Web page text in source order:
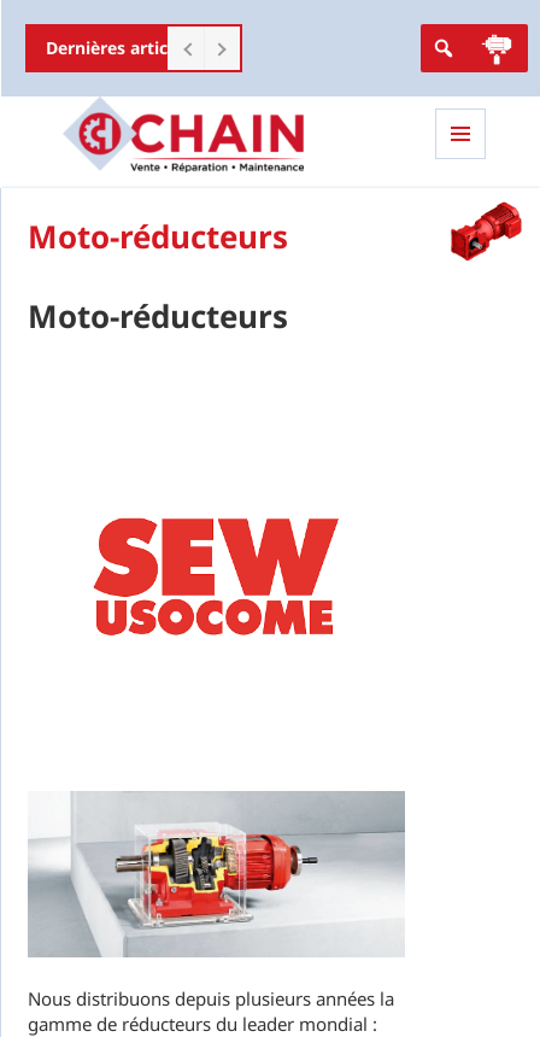
widgets
Dernières articles Nos dernières normes
Moto-réducteurs
Moto-réducteurs
Nous distribuons depuis plusieurs années la
gamme de réducteurs du leader mondial :